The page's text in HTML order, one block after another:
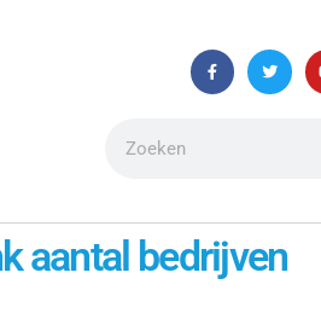
aantal bedrijven